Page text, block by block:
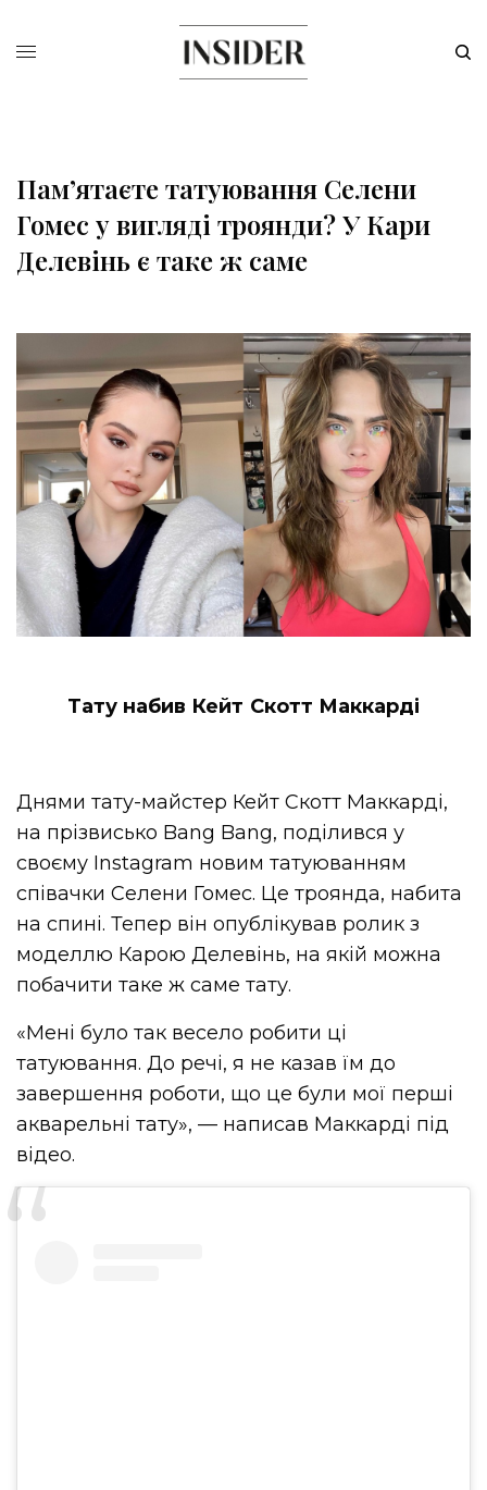
Пам’ятаєте татуювання Селени
Гомес у вигляді троянди? У Кари
Делевінь є таке ж саме
Тату набив Кейт Скотт Маккарді
Днями тату-майстер Кейт Скотт Маккарді,
на прізвисько Bang Bang, поділився у
своєму Instagram новим татуюванням
співачки Селени Гомес. Це троянда, набита
на спині. Тепер він опублікував ролик з
моделлю Карою Делевінь, на якій можна
побачити таке ж саме тату.
«Мені було так весело робити ці
татуювання. До речі, я не казав їм до
завершення роботи, що це були мої перші
акварельні тату», — написав Маккарді під
відео.